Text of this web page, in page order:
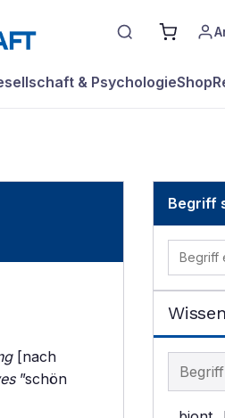
& PsychologieShop
[nach
”schön
Begriff
Begriff